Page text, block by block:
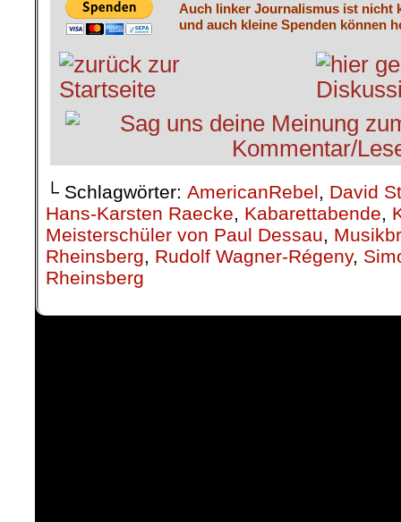
Auch linker Journalismus ist nicht
und auch kleine Spenden können
└ Schlagwörter: AmericanRebel, David
Hans-Karsten Raecke, Kabarettabende,
Meisterschüler von Paul Dessau,
Rheinsberg, Rudolf Wagner-Régeny,
Rheinsberg